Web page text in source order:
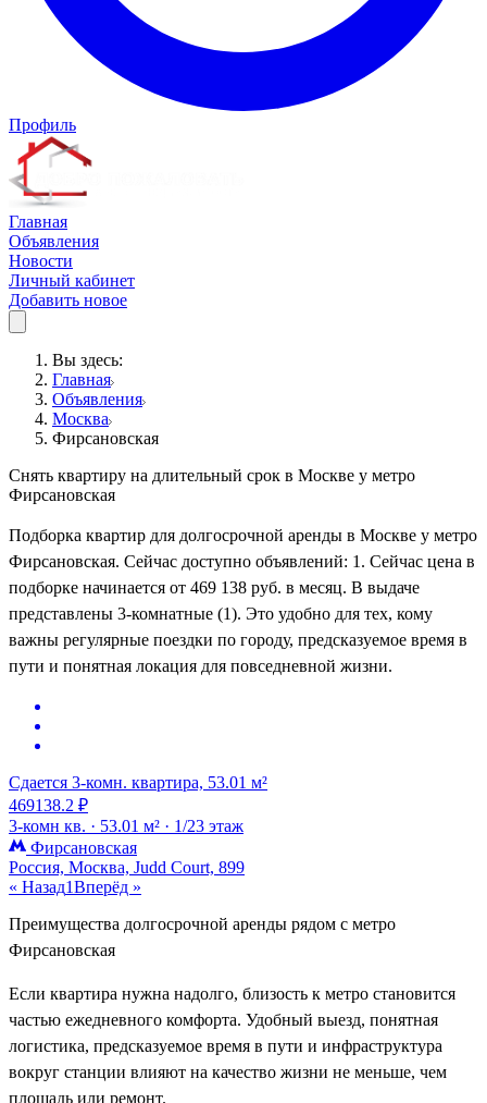
Профиль
Главная
Объявления
Новости
Личный кабинет
Добавить новое
Вы здесь:
Главная
Объявления
Москва
Фирсановская
Снять квартиру на длительный срок в Москве у метро
Фирсановская
Подборка квартир для долгосрочной аренды в Москве у метро
Фирсановская. Сейчас доступно объявлений: 1. Сейчас цена в
подборке начинается от 469 138 руб. в месяц. В выдаче
представлены 3-комнатные (1). Это удобно для тех, кому
важны регулярные поездки по городу, предсказуемое время в
пути и понятная локация для повседневной жизни.
Сдается 3-комн. квартира, 53.01 м²
469138.2 ₽
3-комн кв. · 53.01 м² · 1/23 этаж
Фирсановская
Россия, Москва, Judd Court, 899
« Назад1Вперёд »
Преимущества долгосрочной аренды рядом с метро
Фирсановская
Если квартира нужна надолго, близость к метро становится
частью ежедневного комфорта. Удобный выезд, понятная
логистика, предсказуемое время в пути и инфраструктура
вокруг станции влияют на качество жизни не меньше, чем
площадь или ремонт.